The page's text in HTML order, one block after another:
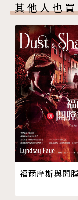
暢銷排行榜上雄
代獨立圖書獎
d）青少年小說
2：尋找風的聖
Choice Awards
娃娃居住於奧瑞
譯者簡介
柯清心
台中人，美國堪
譯。著有童書《
小說、《擁有未
部作品。
13 巴倫島
14 鳳凰
15 自焚
16 火焰果
17 莫休洞
18 羅剎
19 麒麟
20 玻達，光明
21 火焰雙神
22 酣戰
23 契玫拉
24 新世界
25 反目
其他人也
福爾摩斯與開